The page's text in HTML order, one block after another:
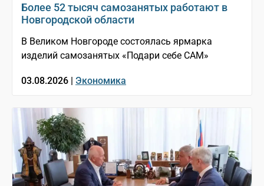
Более 52 тысяч самозанятых работают в
Новгородской области
В Великом Новгороде состоялась ярмарка
изделий самозанятых «Подари себе САМ»
03.08.2026 | Экономика